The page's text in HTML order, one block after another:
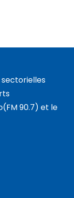
90.7) et le